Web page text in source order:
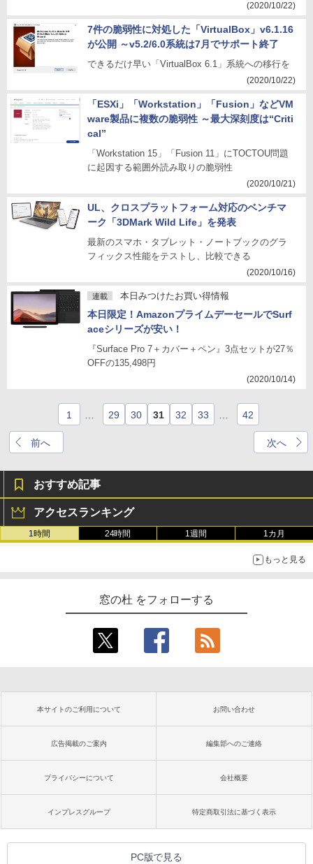
(2020/10/22)
7件の脆弱性に対処した「VirtualBox」v6.1.16
が公開 ～v5.2/6.0系統は7月でサポート終了
できるだけ早い「VirtualBox 6.1」系統への移行を
(2020/10/22)
「ESXi」「Workstation」「Fusion」などVM
ware製品に複数の脆弱性 ～最大深刻度は“Criti
cal”
「Workstation 15」「Fusion 11」にTOCTOU問題
に起因する範囲外読み取りの脆弱性
(2020/10/21)
UL、クロスプラットフォーム対応のベンチマ
ーク「3DMark Wild Life」を発表
最新のスマホ・タブレット・ノートブックのグラ
フィックス性能をテストし、比較できる
(2020/10/16)
連載 本日みつけたお買い得情報
本日限定！AmazonプライムデーセールでSurf
aceシリーズが安い！
『Surface Pro 7＋カバー＋ペン』3点セットが27％
OFFの135,498円
(2020/10/14)
前へ
1 29 30 31 32 33 42
次へ
おすすめ記事
アクセスランキング
1時間 24時間 1週間 1カ月
もっと見る
窓の杜 をフォローする
本サイトのご利用について お問い合わせ
広告掲載のご案内 編集部へのご連絡
プライバシーについて 会社概要
インプレスグループ 特定商取引法に基づく表示
PC版で見る